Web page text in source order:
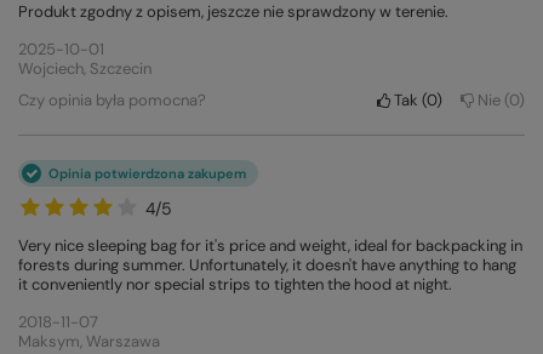
Produkt zgodny z opisem, jeszcze nie sprawdzony w terenie.
2025-10-01
Wojciech, Szczecin
Czy opinia była pomocna?
Tak 0 Nie 0
4/5
Opinia potwierdzona zakupem
Very nice sleeping bag for it's price and weight, ideal for backpacking in
forests during summer. Unfortunately, it doesn't have anything to hang
it conveniently nor special strips to tighten the hood at night.
2018-11-07
Maksym, Warszawa